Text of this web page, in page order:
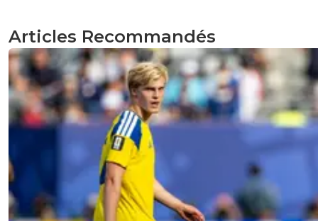
Articles Recommandés